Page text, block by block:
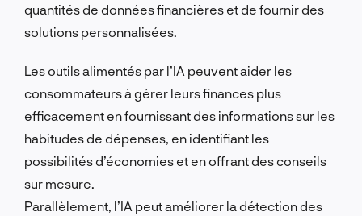
quantités de données financières et de fournir des
solutions personnalisées.
Les outils alimentés par l’IA peuvent aider les
consommateurs à gérer leurs finances plus
efficacement en fournissant des informations sur les
habitudes de dépenses, en identifiant les
possibilités d’économies et en offrant des conseils
sur mesure.
Parallèlement, l’IA peut améliorer la détection des